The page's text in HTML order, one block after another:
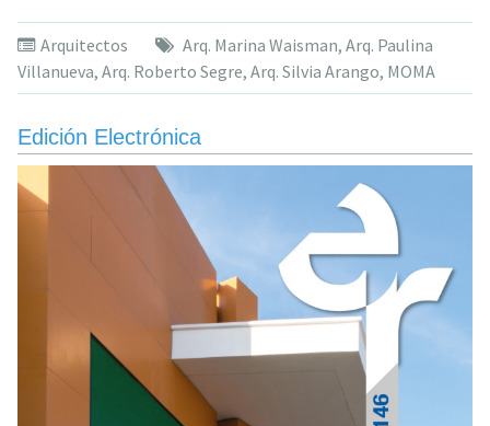
de
la
exposición
Arquitectos Arq. Marina Waisman, Arq. Paulina
Villanueva, Arq. Roberto Segre, Arq. Silvia Arango, MOMA
Edición Electrónica